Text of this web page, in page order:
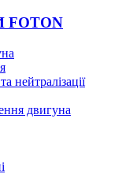
нейтралізації
двигуна